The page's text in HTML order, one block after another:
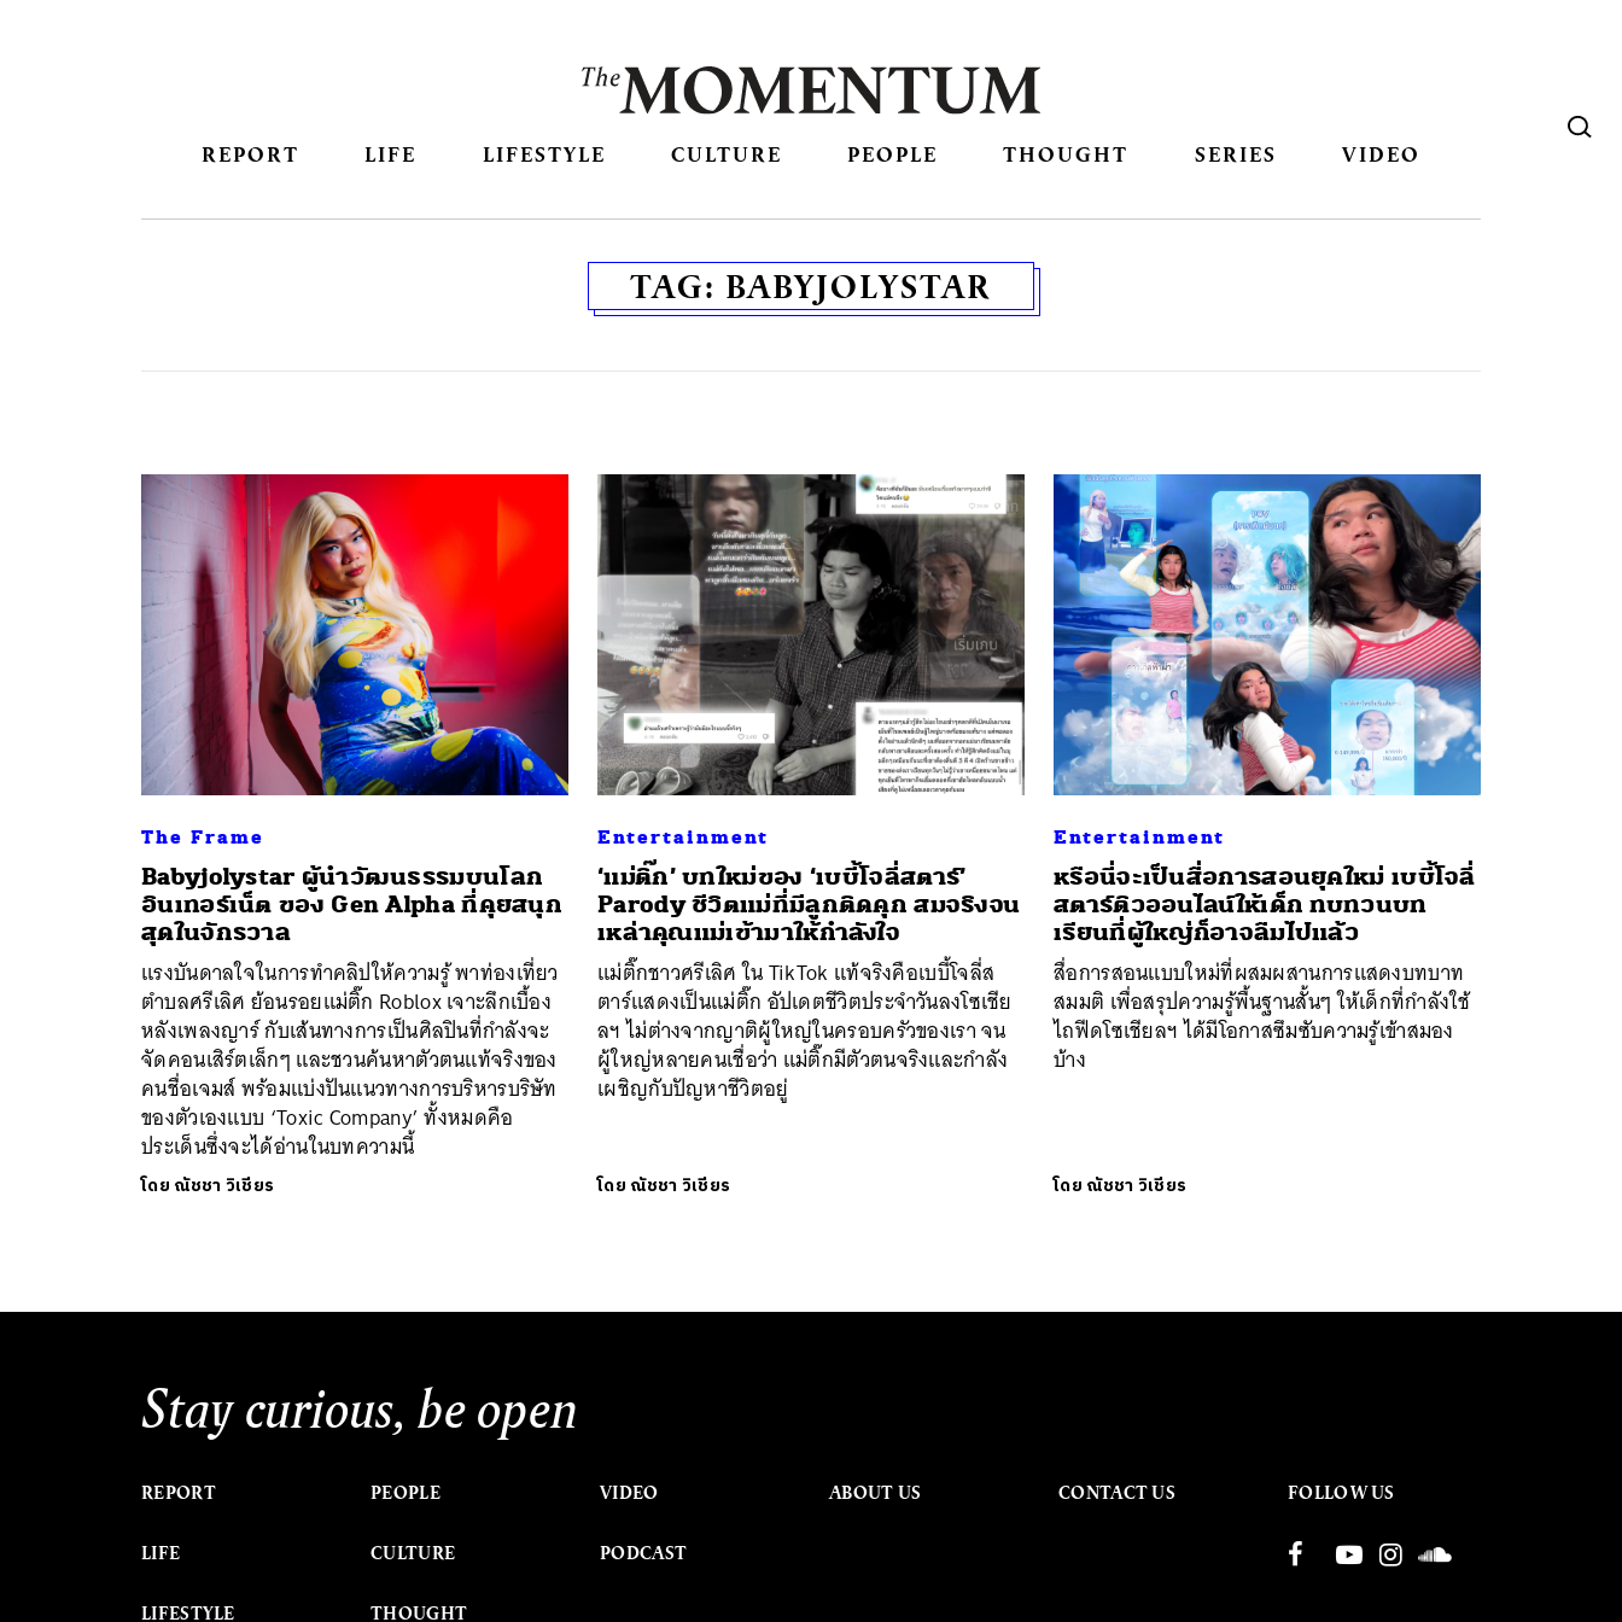
REPORT LIFE LIFESTYLE CULTURE PEOPLE THOUGHT SERIES VIDEO
TAG: BABYJOLYSTAR
The Frame
Babyjolystar ผู้นำวัฒนธรรมบนโลก
อินเทอร์เน็ต ของ Gen Alpha ที่คุยสนุก
สุดในจักรวาล
แรงบันดาลใจในการทำคลิปให้ความรู้ พาท่องเที่ยว
ตำบลศรีเลิศ ย้อนรอยแม่ติ๊ก Roblox เจาะลึกเบื้อง
หลังเพลงญาร์ กับเส้นทางการเป็นศิลปินที่กำลังจะ
จัดคอนเสิร์ตเล็กๆ และชวนค้นหาตัวตนแท้จริงของ
คนชื่อเจมส์ พร้อมแบ่งปันแนวทางการบริหารบริษัท
ของตัวเองแบบ ‘Toxic Company’ ทั้งหมดคือ
ประเด็นซึ่งจะได้อ่านในบทความนี้
โดย ณัชชา วิเชียร
Entertainment
‘แม่ติ๊ก’ บทใหม่ของ ‘เบบี้โจลี่สตาร์’
Parody ชีวิตแม่ที่มีลูกติดคุก สมจริงจน
เหล่าคุณแม่เข้ามาให้กำลังใจ
แม่ติ๊กชาวศรีเลิศ ใน TikTok แท้จริงคือเบบี้โจลี่ส
ตาร์แสดงเป็นแม่ติ๊ก อัปเดตชีวิตประจำวันลงโซเชีย
ลฯ ไม่ต่างจากญาติผู้ใหญ่ในครอบครัวของเรา จน
ผู้ใหญ่หลายคนเชื่อว่า แม่ติ๊กมีตัวตนจริงและกำลัง
เผชิญกับปัญหาชีวิตอยู่
โดย ณัชชา วิเชียร
Entertainment
หรือนี่จะเป็นสื่อการสอนยุคใหม่ เบบี้โจลี่
สตาร์ติวออนไลน์ให้เด็ก ทบทวนบท
เรียนที่ผู้ใหญ่ก็อาจลืมไปแล้ว
สื่อการสอนแบบใหม่ที่ผสมผสานการแสดงบทบาท
สมมติ เพื่อสรุปความรู้พื้นฐานสั้นๆ ให้เด็กที่กำลังใช้
ไถฟีดโซเชียลฯ ได้มีโอกาสซึมซับความรู้เข้าสมอง
บ้าง
โดย ณัชชา วิเชียร
Stay curious, be open
REPORT
LIFE
LIFESTYLE
PEOPLE
CULTURE
THOUGHT
VIDEO
PODCAST
ABOUT US CONTACT US FOLLOW US
SHARE TWEET LINE EMAIL